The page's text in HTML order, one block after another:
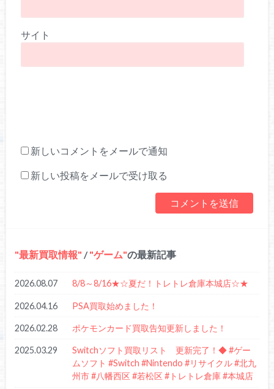
サイト
新しいコメントをメールで通知
新しい投稿をメールで受け取る
最新買取情報 / ゲーム の最新記事
2026.08.07 8/8～8/16★☆夏だ！トレトレ倉庫本城店☆★
2026.04.16 PSA買取始めました！
2026.02.28 ポケモンカード買取告知更新しました！
2025.03.29
Switchソフト買取リスト 更新完了！◆ #ゲー
ムソフト #Switch #Nintendo #リサイクル #北九
州市 #八幡西区 #若松区 #トレトレ倉庫 #本城店